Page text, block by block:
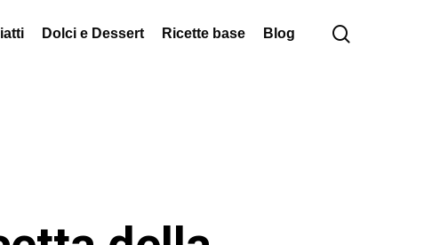
Dolci e Dessert Ricette base Blog